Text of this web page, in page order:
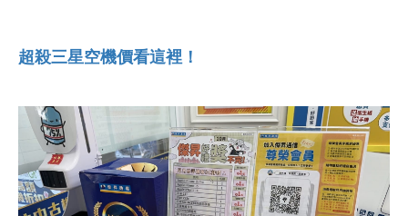
超殺三星空機價看這裡！